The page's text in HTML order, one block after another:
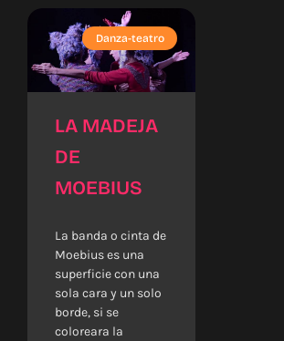
Danza-teatro
LA MADEJA
DE
MOEBIUS
La banda o cinta de
Moebius es una
superficie con una
sola cara y un solo
borde, si se
coloreara la